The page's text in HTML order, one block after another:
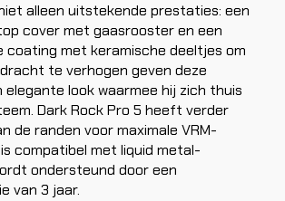
alleen uitstekende prestaties: een
cover met gaasrooster en een
coating met keramische deeltjes om
te verhogen geven deze
look waarmee hij zich thuis
Dark Rock Pro 5 heeft verder
de randen voor maximale VRM-
compatibel met liquid metal-
ondersteund door een
van 3 jaar.